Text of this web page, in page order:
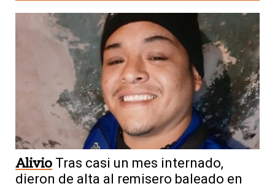
Alivio Tras casi un mes internado,
dieron de alta al remisero baleado en